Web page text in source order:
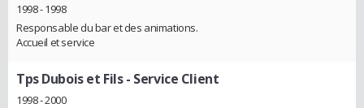
1998 - 1998
Responsable du bar et des animations.
Accueil et service
Tps Dubois et Fils- Service Client
1998 - 2000